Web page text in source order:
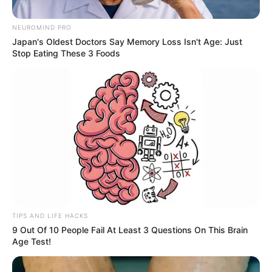
RCN Radio - Inaldo Pérez
Por:
Tomás Guzmán Torres
Julio 12, 2020
NEUROMIND PRO
Japan's Oldest Doctors Say Memory Loss Isn't Age: Just
Stop Eating These 3 Foods
TIPS AND LIFE HACKS
9 Out Of 10 People Fail At Least 3 Questions On This Brain
Age Test!